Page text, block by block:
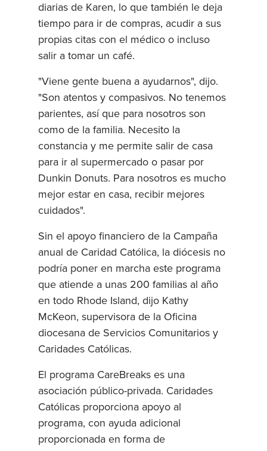
diarias de Karen, lo que también le deja
tiempo para ir de compras, acudir a sus
propias citas con el médico o incluso
salir a tomar un café.
"Viene gente buena a ayudarnos", dijo.
"Son atentos y compasivos. No tenemos
parientes, así que para nosotros son
como de la familia. Necesito la
constancia y me permite salir de casa
para ir al supermercado o pasar por
Dunkin Donuts. Para nosotros es mucho
mejor estar en casa, recibir mejores
cuidados".
Sin el apoyo financiero de la Campaña
anual de Caridad Católica, la diócesis no
podría poner en marcha este programa
que atiende a unas 200 familias al año
en todo Rhode Island, dijo Kathy
McKeon, supervisora de la Oficina
diocesana de Servicios Comunitarios y
Caridades Católicas.
El programa CareBreaks es una
asociación público-privada. Caridades
Católicas proporciona apoyo al
programa, con ayuda adicional
proporcionada en forma de